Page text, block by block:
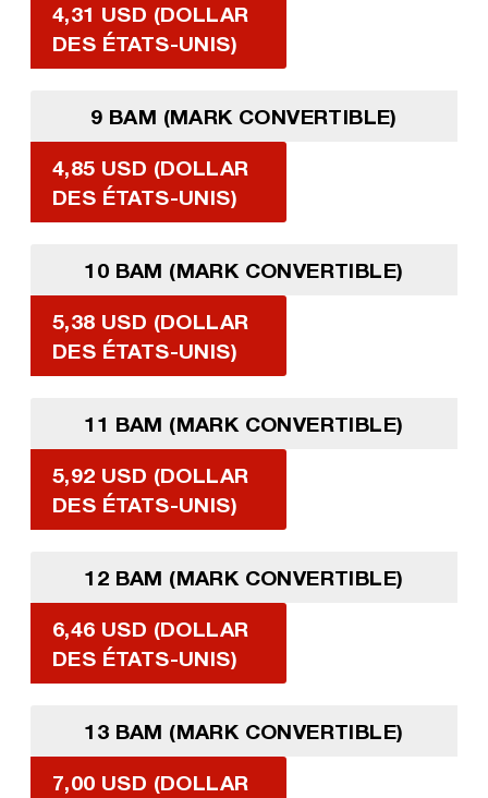
4,31 USD (DOLLAR
DES ÉTATS-UNIS)
9 BAM (MARK CONVERTIBLE)
4,85 USD (DOLLAR
DES ÉTATS-UNIS)
10 BAM (MARK CONVERTIBLE)
5,38 USD (DOLLAR
DES ÉTATS-UNIS)
11 BAM (MARK CONVERTIBLE)
5,92 USD (DOLLAR
DES ÉTATS-UNIS)
12 BAM (MARK CONVERTIBLE)
6,46 USD (DOLLAR
DES ÉTATS-UNIS)
13 BAM (MARK CONVERTIBLE)
7,00 USD (DOLLAR